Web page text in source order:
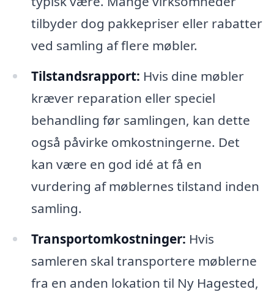
tilbyder dog pakkepriser eller rabatter
ved samling af flere møbler.
Tilstandsrapport: Hvis dine møbler
kræver reparation eller speciel
behandling før samlingen, kan dette
også påvirke omkostningerne. Det
kan være en god idé at få en
vurdering af møblernes tilstand inden
samling.
Transportomkostninger: Hvis
samleren skal transportere møblerne
fra en anden lokation til Ny Hagested,